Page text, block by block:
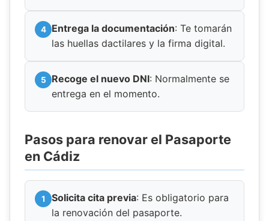
Entrega la documentación: Te tomarán
las huellas dactilares y la firma digital.
Recoge el nuevo DNI: Normalmente se
entrega en el momento.
Pasos para renovar el Pasaporte
en Cádiz
Solicita cita previa: Es obligatorio para
la renovación del pasaporte.